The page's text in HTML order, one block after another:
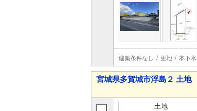
建築条件なし 更地 本下水
宮城県多賀城市浮島２ 土地
土地